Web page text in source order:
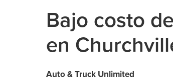
Bajo costo
en
Auto & Truck Unlimited